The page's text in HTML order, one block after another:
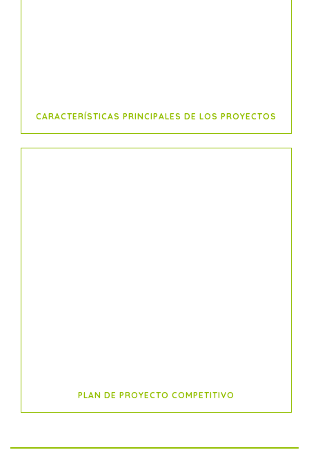
CARACTERÍSTICAS PRINCIPALES DE LOS PROYECTOS
PLAN DE PROYECTO COMPETITIVO